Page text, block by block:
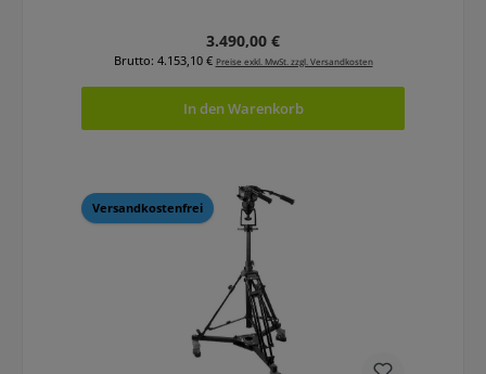
Regulärer Preis:
3.490,00 €
Brutto: 4.153,10 € Preise exkl. MwSt. zzgl. Versandkosten
In den Warenkorb
Versandkostenfrei